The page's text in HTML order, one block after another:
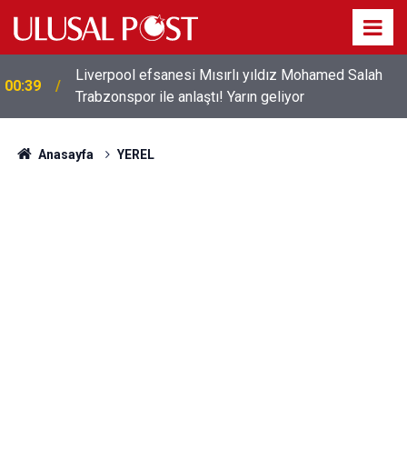
00:39
Liverpool efsanesi Mısırlı yıldız Mohamed Salah
Trabzonspor ile anlaştı! Yarın geliyor
Anasayfa YEREL